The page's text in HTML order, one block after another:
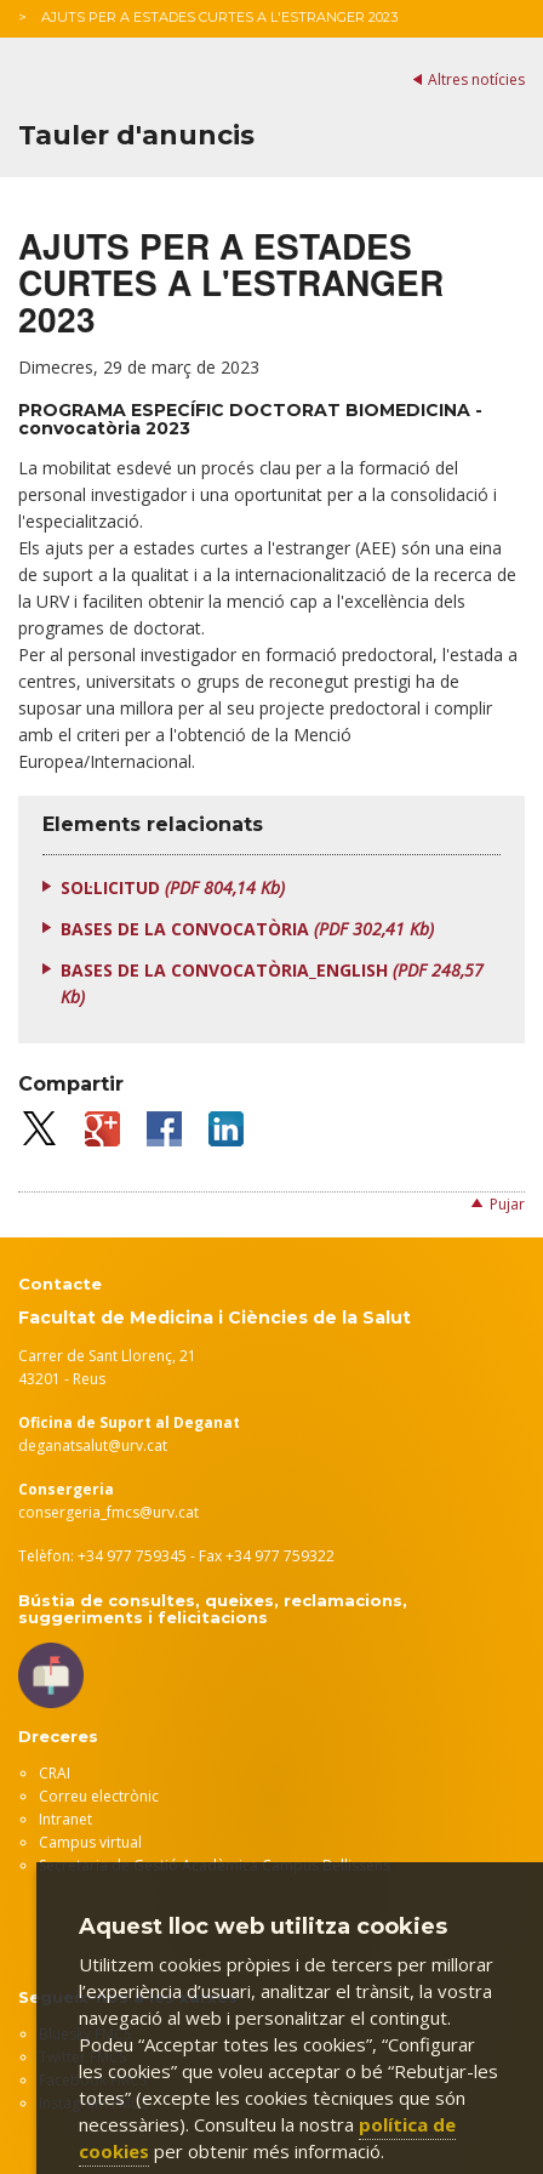
AJUTS PER A ESTADES CURTES A L'ESTRANGER 2023
Altres notícies
Tauler d'anuncis
AJUTS PER A ESTADES
CURTES A L'ESTRANGER
2023
Dimecres, 29 de març de 2023
PROGRAMA ESPECÍFIC DOCTORAT BIOMEDICINA -
convocatòria 2023
La mobilitat esdevé un procés clau per a la formació del
personal investigador i una oportunitat per a la consolidació i
l'especialització.
Els ajuts per a estades curtes a l'estranger (AEE) són una eina
de suport a la qualitat i a la internacionalització de la recerca de
la URV i faciliten obtenir la menció cap a l'excel·lència dels
programes de doctorat.
Per al personal investigador en formació predoctoral, l'estada a
centres, universitats o grups de reconegut prestigi ha de
suposar una millora per al seu projecte predoctoral i complir
amb el criteri per a l'obtenció de la Menció
Europea/Internacional.
Elements relacionats
SOL·LICITUD (PDF 804,14 Kb)
BASES DE LA CONVOCATÒRIA (PDF 302,41 Kb)
BASES DE LA CONVOCATÒRIA_ENGLISH (PDF 248,57
Kb)
Compartir
Pujar
Contacte
Facultat de Medicina i Ciències de la Salut
Carrer de Sant Llorenç, 21
43201 - Reus
Oficina de Suport al Deganat
deganatsalut@urv.cat
Consergeria
consergeria_fmcs@urv.cat
Telèfon: +34 977 759345 - Fax +34 977 759322
Bústia de consultes, queixes, reclamacions,
suggeriments i felicitacions
Dreceres
CRAI
Correu electrònic
Intranet
Campus virtual
Secretaria de Gestió Acadèmica Campus Bellissens
Segueix-nos a les xarxes
Bluesky FMCS
Twitter FMCS
Facebook FMCS
Instagram FMCS
Aquest lloc web utilitza cookies
Utilitzem cookies pròpies i de tercers per millorar
l’experiència d’usuari, analitzar el trànsit, la vostra
navegació al web i personalitzar el contingut.
Podeu “Acceptar totes les cookies”, “Configurar
les cookies” que voleu acceptar o bé “Rebutjar-les
totes” (excepte les cookies tècniques que són
necessàries). Consulteu la nostra política de
cookies per obtenir més informació.